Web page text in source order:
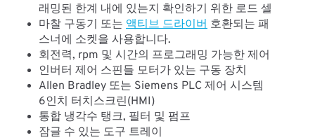
래밍된 한계 내에 있는지 확인하기 위한 로드 셀
마찰 구동기 또는 액티브 드라이버 호환되는 패
스너에 소켓을 사용합니다.
회전력, rpm 및 시간의 프로그래밍 가능한 제어
인버터 제어 스핀들 모터가 있는 구동 장치
Allen Bradley 또는 Siemens PLC 제어 시스템
6인치 터치스크린(HMI)
통합 냉각수 탱크, 필터 및 펌프
잠글 수 있는 도구 트레이